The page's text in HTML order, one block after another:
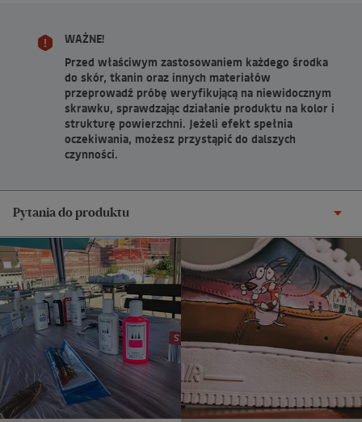
WAŻNE!
Przed właściwym zastosowaniem każdego środka
do skór, tkanin oraz innych materiałów
przeprowadź próbę weryfikującą na niewidocznym
skrawku, sprawdzając działanie produktu na kolor i
strukturę powierzchni. Jeżeli efekt spełnia
oczekiwania, możesz przystąpić do dalszych
czynności.
Pytania do produktu